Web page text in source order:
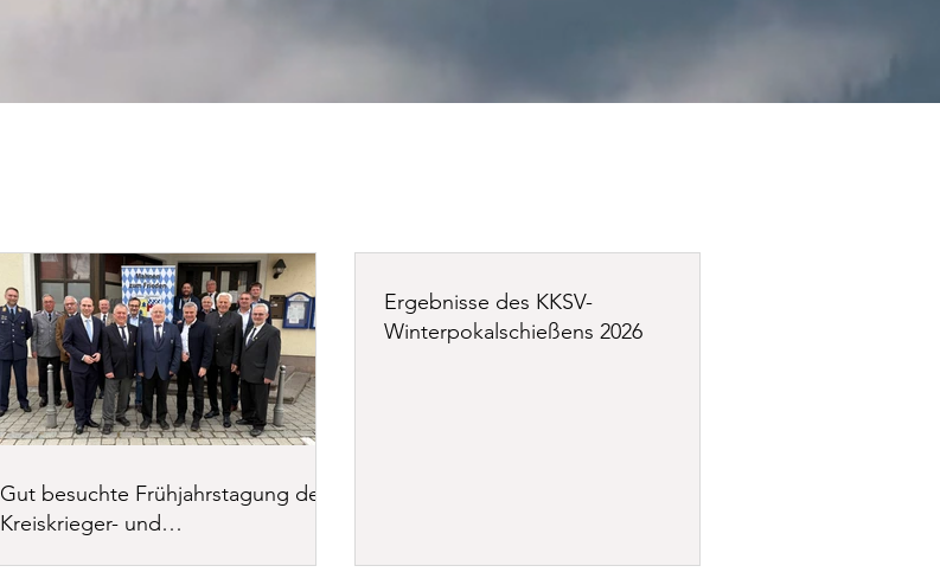
Gut besuchte Frühjahrstagung des
Kreiskrieger- und
Ergebnisse des KKSV-
Winterpokalschießens 2026